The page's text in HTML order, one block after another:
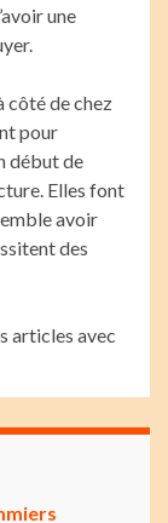
une
côté de chez
pour
début de
Elles font
avoir
des
articles avec